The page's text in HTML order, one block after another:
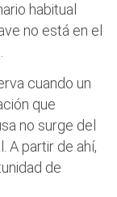
habitual
no está en el
cuando un
que
no surge del
A partir de ahí,
de